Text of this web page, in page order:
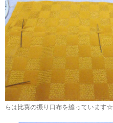
らは比翼の振り口布を縫っています☆